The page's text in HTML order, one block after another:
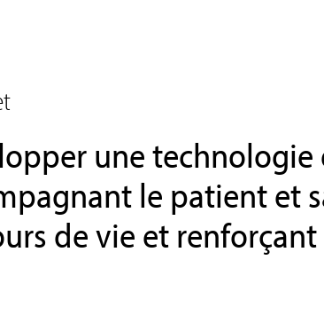
une
le patient et
de vie et renforçant